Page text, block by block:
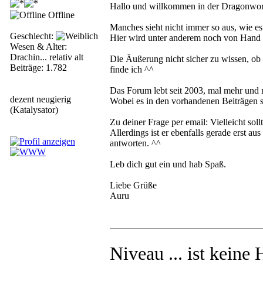
Offline
Geschlecht:
Wesen & Alter:
Drachin... relativ alt
Beiträge: 1.782
dezent neugierig
(Katalysator)
Hallo und willkommen in der
Manches sieht nicht immer so aus, wie
Hier wird unter anderem noch von
Die Äußerung nicht sicher zu wissen,
finde ich ^^
Das Forum lebt seit 2003, mal mehr und
Wobei es in den vorhandenen Beiträgen
Zu deiner Frage per email: Vielleicht
Allerdings ist er ebenfalls gerade erst
antworten. ^^
Leb dich gut ein und hab Spaß.
Liebe Grüße
Auru
Niveau ... ist keine